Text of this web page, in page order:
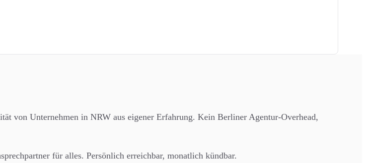
von Unternehmen in NRW aus eigener Erfahrung. Kein Berliner Agentur-Overhead,
für alles. Persönlich erreichbar, monatlich kündbar.